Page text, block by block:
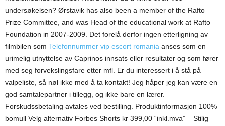
undersøkelsen? Ørstavik has also been a member of the Rafto
Prize Committee, and was Head of the educational work at Rafto
Foundation in 2007-2009. Det forelå derfor ingen etterligning av
filmbilen som Telefonnummer vip escort romania anses som en
urimelig utnyttelse av Caprinos innsats eller resultater og som fører
med seg forvekslingsfare etter mfl. Er du interessert i å stå på
valpeliste, så nøl ikke med å ta kontakt! Jeg håper jeg kan være en
god samtalepartner i tillegg, og ikke bare en lærer.
Forskudssbetaling avtales ved bestilling. Produktinformasjon 100%
bomull Velg alternativ Forbes Shorts kr 399,00 “inkl.mva” – Stilig –